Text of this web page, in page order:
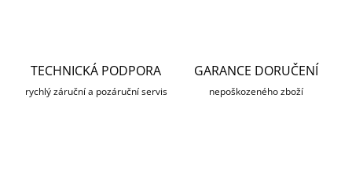
TECHNICKÁ PODPORA
rychlý záruční a pozáruční servis
GARANCE DORUČENÍ
nepoškozeného zboží